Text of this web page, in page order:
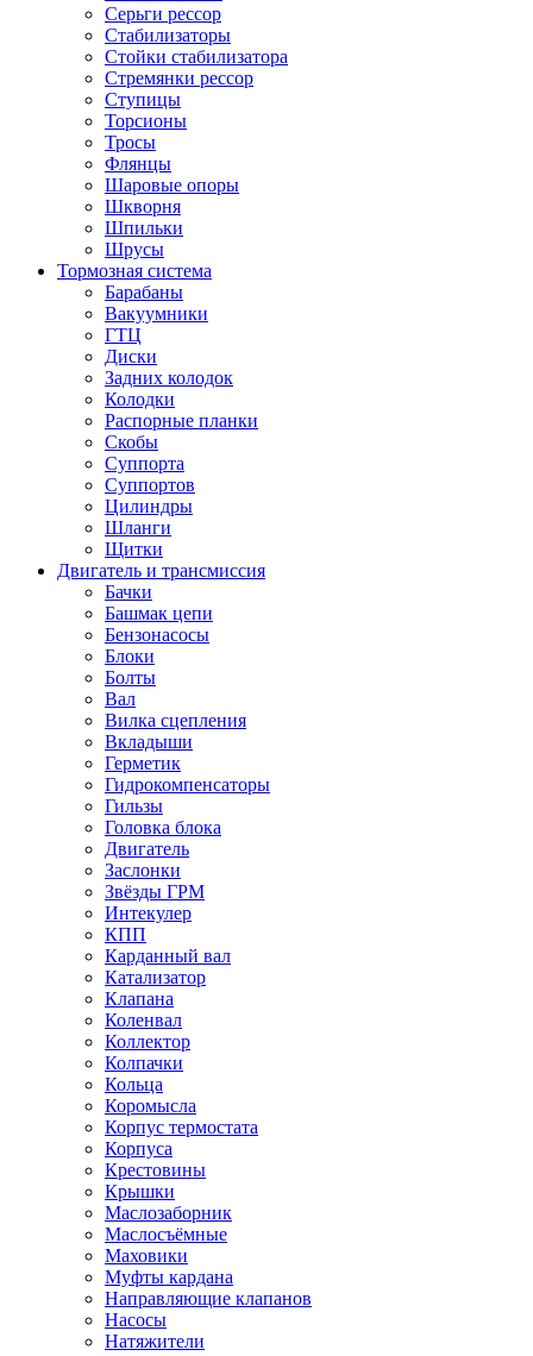
Серьги рессор
Стабилизаторы
Стойки стабилизатора
Стремянки рессор
Ступицы
Торсионы
Тросы
Флянцы
Шаровые опоры
Шкворня
Шпильки
Шрусы
Тормозная система
Барабаны
Вакуумники
ГТЦ
Диски
Задних колодок
Колодки
Распорные планки
Скобы
Суппорта
Суппортов
Цилиндры
Шланги
Щитки
Двигатель и трансмиссия
Бачки
Башмак цепи
Бензонасосы
Блоки
Болты
Вал
Вилка сцепления
Вкладыши
Герметик
Гидрокомпенсаторы
Гильзы
Головка блока
Двигатель
Заслонки
Звёзды ГРМ
Интекулер
КПП
Карданный вал
Катализатор
Клапана
Коленвал
Коллектор
Колпачки
Кольца
Коромысла
Корпус термостата
Корпуса
Крестовины
Крышки
Маслозаборник
Маслосъёмные
Маховики
Муфты кардана
Направляющие клапанов
Насосы
Натяжители